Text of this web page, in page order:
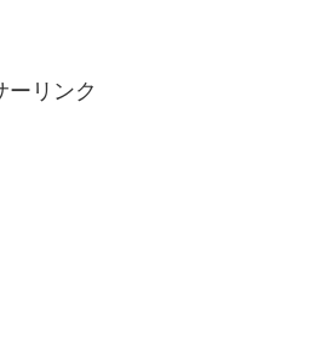
ーリンク